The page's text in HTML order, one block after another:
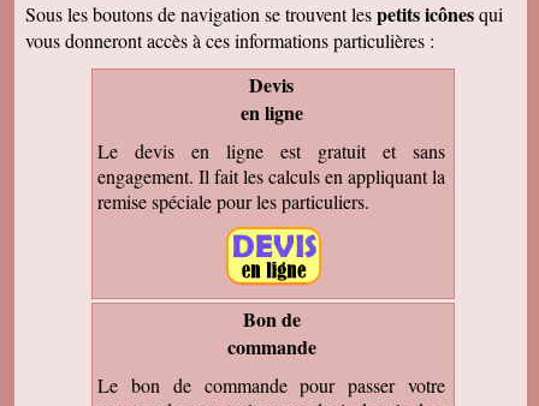
Sous les boutons de navigation se trouvent lespetits icônesqui
vous donneront accès à ces informations particulières :
Devis
en ligne
Le devis en ligne est gratuit et sans
engagement. Il fait les calculs en appliquant la
remise spéciale pour les particuliers.
Bon de
commande
Le bon de commande pour passer votre